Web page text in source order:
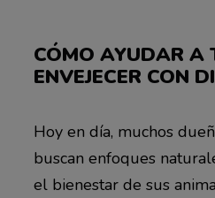
CÓMO AYUDAR A
ENVEJECER CON
Hoy en día, muchos
buscan enfoques
el bienestar de sus